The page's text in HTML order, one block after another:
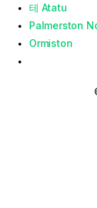
테 Atatu
Palmerston
Ormiston